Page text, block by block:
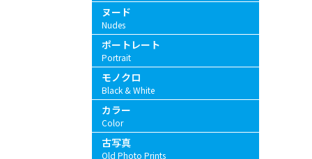
ヌード
Nudes
ポートレート
Portrait
モノクロ
Black & White
カラー
Color
古写真
Old Photo Prints